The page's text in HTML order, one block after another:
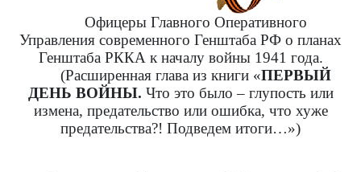
Офицеры Главного Оперативного
Управления современного Генштаба РФ о планах
Генштаба РККА к началу войны 1941 года.
(Расширенная глава из книги «ПЕРВЫЙ
ДЕНЬ ВОЙНЫ. Что это было – глупость или
измена, предательство или ошибка, что хуже
предательства?! Подведем итоги…»)